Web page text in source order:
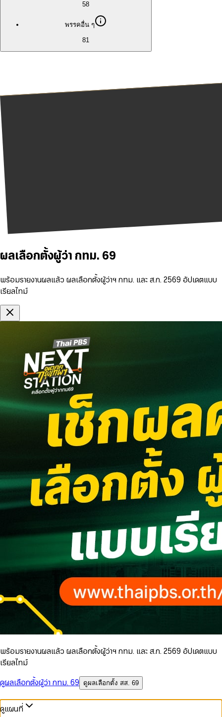
58
พรรคอื่น ๆ
81
ผลเลือกตั้งผู้ว่า กทม. 69
พร้อมรายงานผลแล้ว ผลเลือกตั้งผู้ว่าฯ กทม. และ ส.ก. 2569 อัปเดตแบบ
เรียลไทม์
พร้อมรายงานผลแล้ว ผลเลือกตั้งผู้ว่าฯ กทม. และ ส.ก. 2569 อัปเดตแบบ
เรียลไทม์
ดูผลเลือกตั้งผู้ว่า กทม. 69
ดูผลเลือกตั้ง สส. 69
ดูแผนที่